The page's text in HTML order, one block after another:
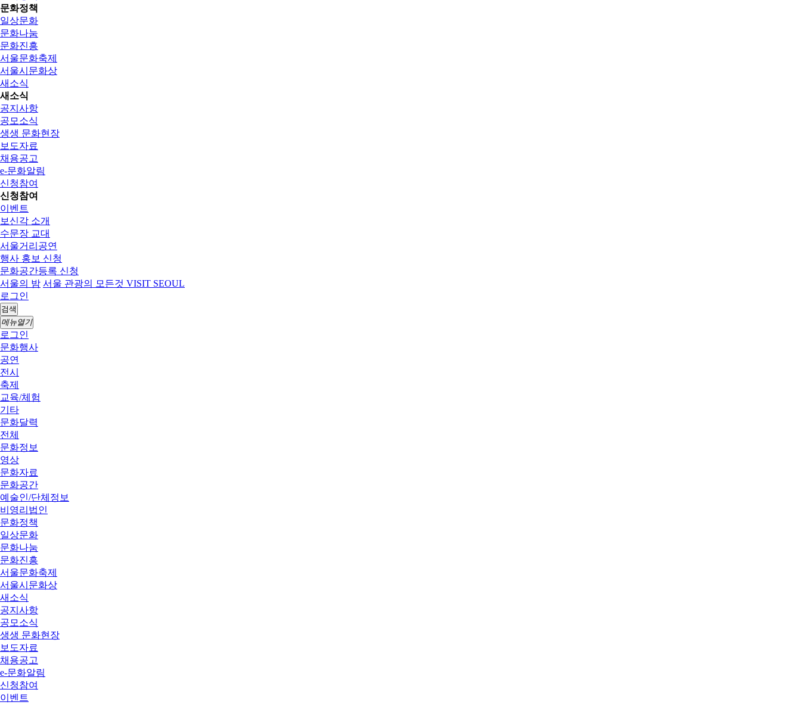
문화정책
일상문화
문화나눔
문화진흥
서울문화축제
서울시문화상
새소식
새소식
공지사항
공모소식
생생 문화현장
보도자료
채용공고
e-문화알림
신청참여
신청참여
이벤트
보신각 소개
수문장 교대
서울거리공연
행사 홍보 신청
문화공간등록 신청
서울의 밤 서울 관광의 모든것 VISIT SEOUL
로그인
검색
메뉴열기
로그인
문화행사
공연
전시
축제
교육/체험
기타
문화달력
전체
문화정보
영상
문화자료
문화공간
예술인/단체정보
비영리법인
문화정책
일상문화
문화나눔
문화진흥
서울문화축제
서울시문화상
새소식
공지사항
공모소식
생생 문화현장
보도자료
채용공고
e-문화알림
신청참여
이벤트